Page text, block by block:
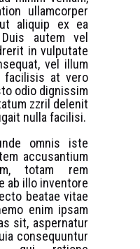
ullamcorper
aliquip ex ea
autem vel
in vulputate
vel illum
facilisis at vero
odio dignissim
zzril delenit
nulla facilisi.
omnis iste
accusantium
totam rem
ab illo inventore
beatae vitae
enim ipsam
sit, aspernatur
consequuntur